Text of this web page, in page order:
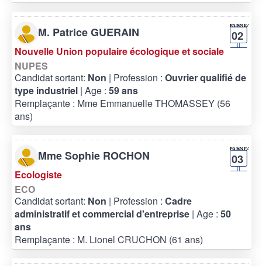
M. Patrice GUERAIN 02
Nouvelle Union populaire écologique et sociale
NUPES
Candidat sortant: Non | Profession : Ouvrier qualifié de
type industriel | Age : 59 ans
Remplaçante : Mme Emmanuelle THOMASSEY (56
ans)
Mme Sophie ROCHON 03
Ecologiste
ECO
Candidat sortant: Non | Profession : Cadre
administratif et commercial d'entreprise | Age : 50
ans
Remplaçante : M. Lionel CRUCHON (61 ans)